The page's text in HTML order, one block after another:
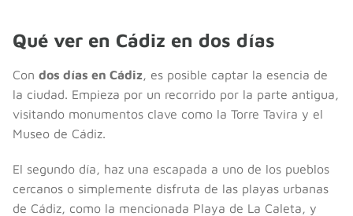
Qué ver en Cádiz en dos días
Con dos días en Cádiz, es posible captar la esencia de
la ciudad. Empieza por un recorrido por la parte antigua,
visitando monumentos clave como la Torre Tavira y el
Museo de Cádiz.
El segundo día, haz una escapada a uno de los pueblos
cercanos o simplemente disfruta de las playas urbanas
de Cádiz, como la mencionada Playa de La Caleta, y